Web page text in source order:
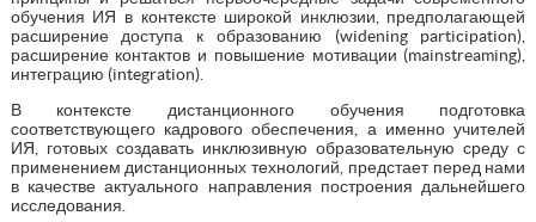
обучения ИЯ в контексте широкой инклюзии, предполагающей
расширение доступа к образованию (widening participation),
расширение контактов и повышение мотивации (mainstreaming),
интеграцию (integration).
В контексте дистанционного обучения подготовка
соответствующего кадрового обеспечения, а именно учителей
ИЯ, готовых создавать инклюзивную образовательную среду с
применением дистанционных технологий, предстает перед нами
в качестве актуального направления построения дальнейшего
исследования.